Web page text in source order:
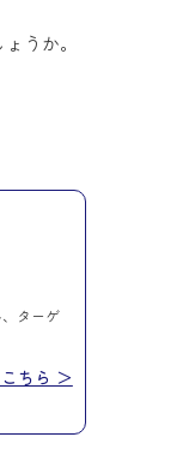
うか。
ターゲ
ちら ＞